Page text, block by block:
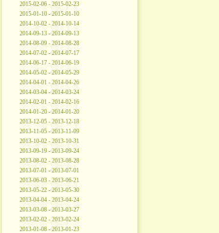
2015-02-06 - 2015-02-23
2015-01-10 - 2015-01-10
2014-10-02 - 2014-10-14
2014-09-13 - 2014-09-13
2014-08-09 - 2014-08-28
2014-07-02 - 2014-07-17
2014-06-17 - 2014-06-19
2014-05-02 - 2014-05-29
2014-04-01 - 2014-04-26
2014-03-04 - 2014-03-24
2014-02-01 - 2014-02-16
2014-01-20 - 2014-01-20
2013-12-05 - 2013-12-18
2013-11-05 - 2013-11-09
2013-10-02 - 2013-10-31
2013-09-19 - 2013-09-24
2013-08-02 - 2013-08-28
2013-07-01 - 2013-07-01
2013-06-03 - 2013-06-21
2013-05-22 - 2013-05-30
2013-04-04 - 2013-04-24
2013-03-08 - 2013-03-27
2013-02-02 - 2013-02-24
2013-01-08 - 2013-01-23